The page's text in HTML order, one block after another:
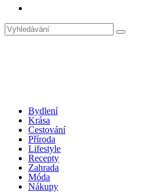
Bydlení
Krása
Cestování
Příroda
Lifestyle
Recepty
Zahrada
Móda
Nákupy